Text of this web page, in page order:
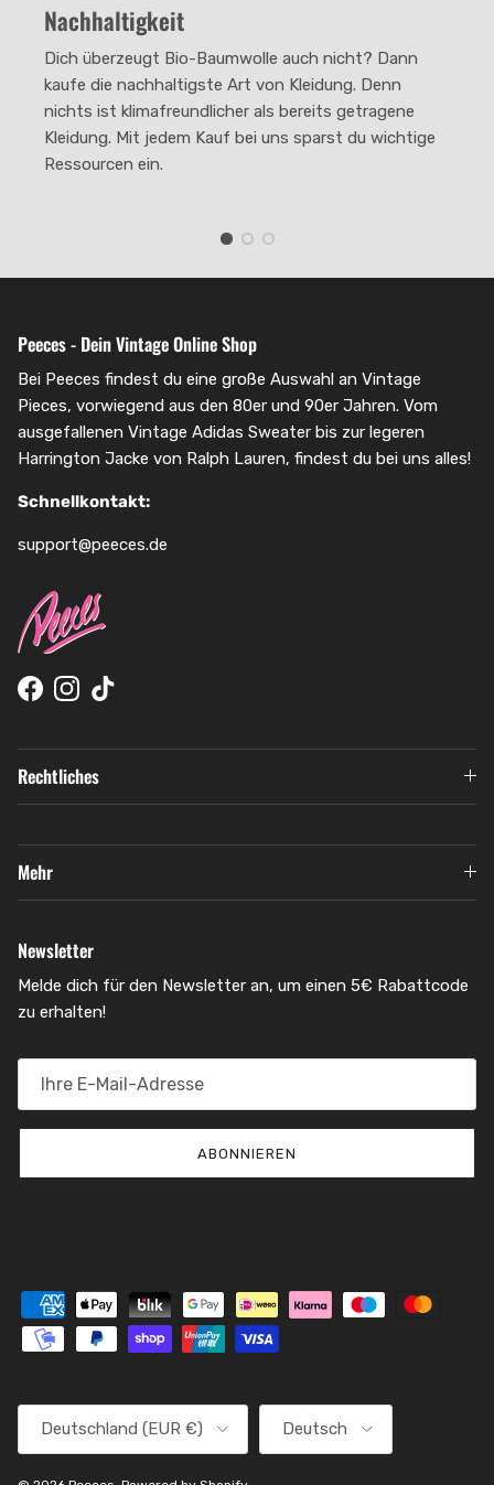
The rating of this product for "" is 2.
Nachhaltigkeit
Dich überzeugt Bio-Baumwolle auch nicht? Dann
kaufe die nachhaltigste Art von Kleidung. Denn
nichts ist klimafreundlicher als bereits getragene
Kleidung. Mit jedem Kauf bei uns sparst du wichtige
Ressourcen ein.
Peeces - Dein Vintage Online Shop
Bei Peeces findest du eine große Auswahl an Vintage
Pieces, vorwiegend aus den 80er und 90er Jahren. Vom
ausgefallenen Vintage Adidas Sweater bis zur legeren
Harrington Jacke von Ralph Lauren, findest du bei uns alles!
Schnellkontakt:
support@peeces.de
Facebook
Instagram
TikTok
Rechtliches
Mehr
Newsletter
Melde dich für den Newsletter an, um einen 5€ Rabattcode
zu erhalten!
ABONNIEREN
Deutschland (EUR €) Deutsch